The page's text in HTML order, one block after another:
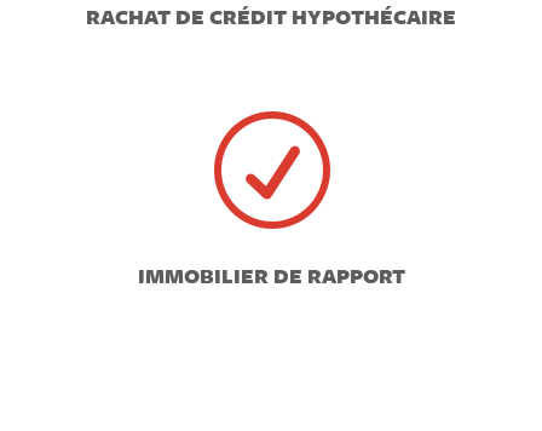
RACHAT DE CRÉDIT HYPOTHÉCAIRE
R
IMMOBILIER DE RAPPORT